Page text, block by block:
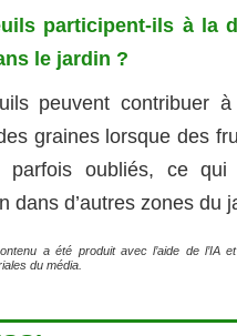
participent-ils à la
le jardin ?
peuvent contribuer
graines lorsque des
parfois oubliés, ce
dans d’autres zones du
a été produit avec l’aide de l’IA
du média.